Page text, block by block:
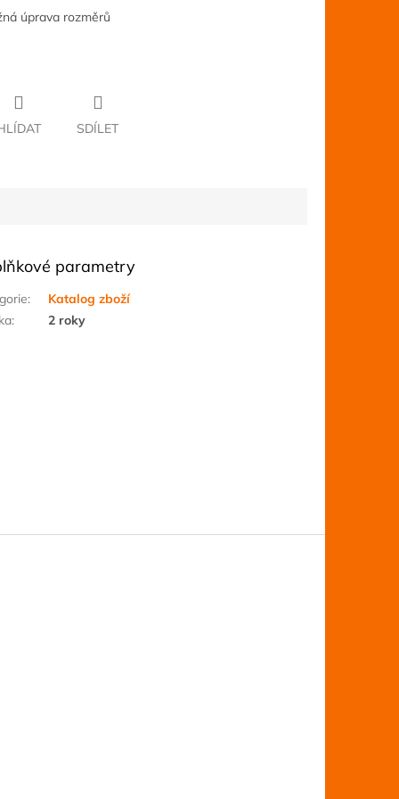
úprava rozměrů
SDÍLET
parametry
:
Katalog zboží
: 2 roky